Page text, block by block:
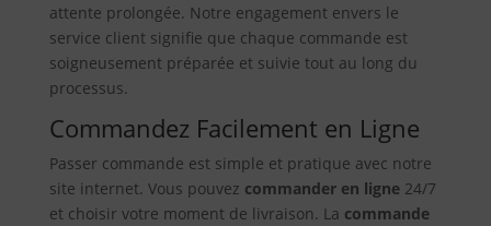
attente prolongée. Notre engagement envers le
service client signifie que chaque commande est
soigneusement préparée et suivie tout au long du
processus.
Commandez Facilement en Ligne
Passer commande est simple et pratique avec notre
site internet. Vous pouvez commander en ligne24/7
et choisir votre moment de livraison. La commande